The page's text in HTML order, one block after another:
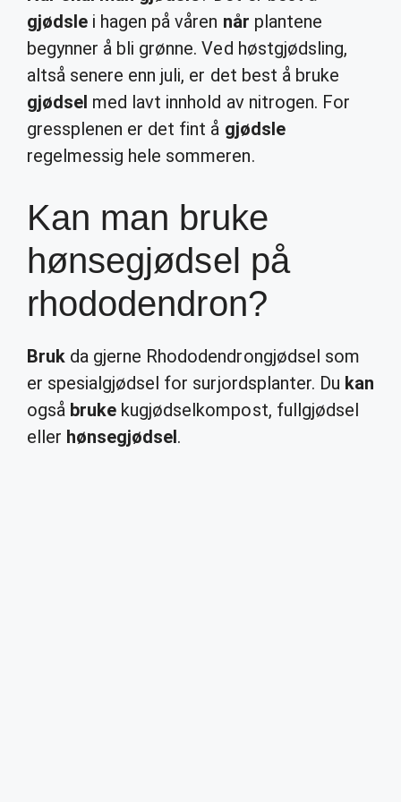
gjødsle i hagen på våren når plantene
begynner å bli grønne. Ved høstgjødsling,
altså senere enn juli, er det best å bruke
gjødsel med lavt innhold av nitrogen. For
gressplenen er det fint å gjødsle
regelmessig hele sommeren.
Kan man bruke
hønsegjødsel på
rhododendron?
Bruk da gjerne Rhododendrongjødsel som
er spesialgjødsel for surjordsplanter. Du kan
også bruke kugjødselkompost, fullgjødsel
eller hønsegjødsel.